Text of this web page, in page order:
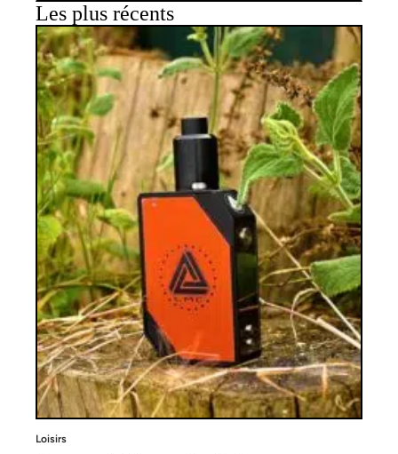
Les plus récents
Loisirs